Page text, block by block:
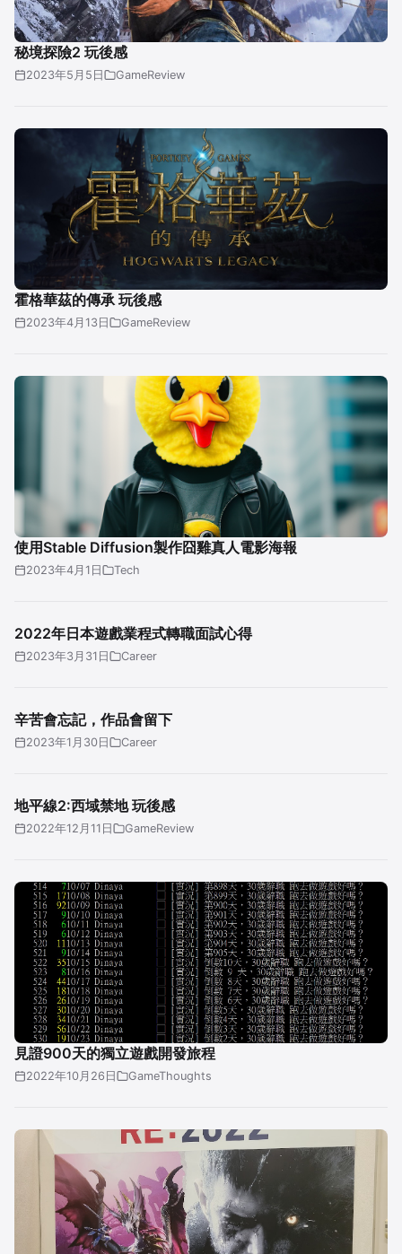
秘境探險2 玩後感
2023年5月5日 GameReview
霍格華茲的傳承 玩後感
2023年4月13日 GameReview
使用Stable Diffusion製作囧雞真人電影海報
2023年4月1日 Tech
2022年日本遊戲業程式轉職面試心得
2023年3月31日 Career
辛苦會忘記，作品會留下
2023年1月30日 Career
地平線2:西域禁地 玩後感
2022年12月11日 GameReview
見證900天的獨立遊戲開發旅程
2022年10月26日 GameThoughts